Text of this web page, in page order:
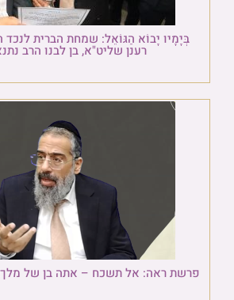
בְּיָמָיו יָבוֹא הַגּוֹאֵל: שמחת הברית לנכד
רענן שליט"א, בן לבנו הרב
פרשת ראה: אל תשכח – אתה בן של